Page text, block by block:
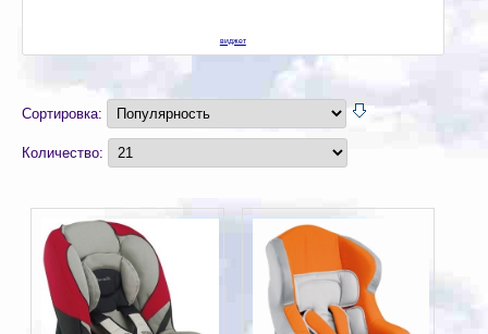
виджет
Сортировка:
Количество: